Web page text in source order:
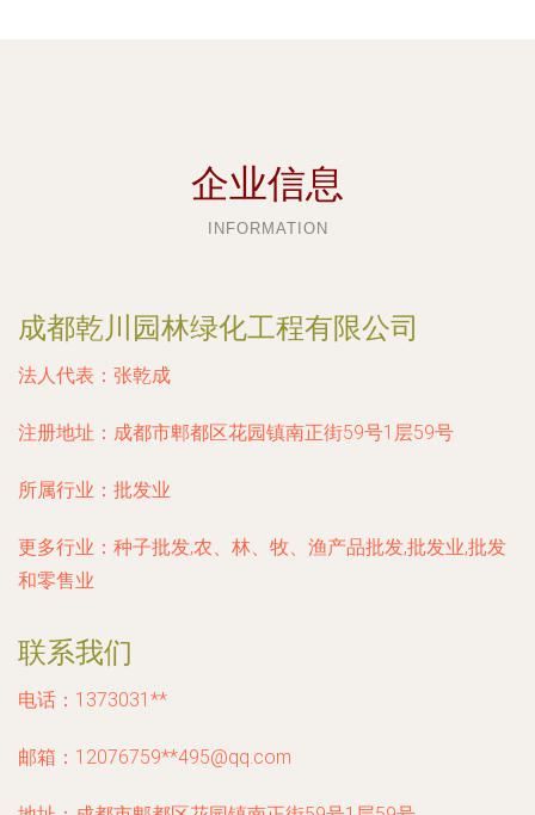
企业信息
INFORMATION
成都乾川园林绿化工程有限公司
法人代表： 张乾成
注册地址： 成都市郫都区花园镇南正街59号1层59号
所属行业： 批发业
更多行业： 种子批发,农、林、牧、渔产品批发,批发业,批发
和零售业
联系我们
电话：1373031**
邮箱：12076759**495@qq.com